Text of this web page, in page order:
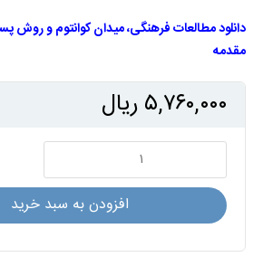
دانلودمطالعات فرهنگی، میدان کوانتوم و روش
مقدمه
۵,۷۶۰,۰۰۰ ریال
فرهنگی،
میدان
کوانتوم
افزودن به سبد خرید